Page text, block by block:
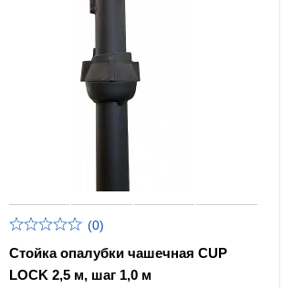
(0)
Стойка опалубки чашечная CUP
LOCK 2,5 м, шаг 1,0 м